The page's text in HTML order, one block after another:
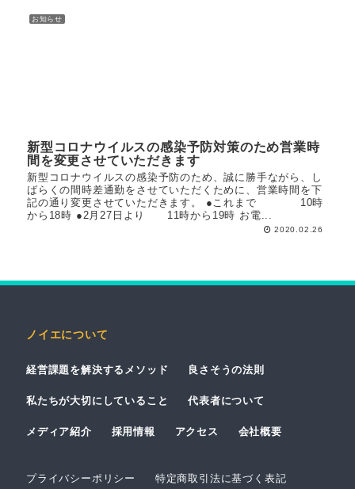
お知らせ
新型コロナウイルスの感染予防対策のため営業時
間を変更させていただきます
新型コロナウイルスの感染予防のため、誠に勝手ながら、し
ばらくの間時差通勤をさせていただくために、営業時間を下
記の通り変更させていただきます。 ●これまで 10時
から18時 ●2月27日より 11時から19時 お電...
2020.02.26
ノイエについて
経営課題を解決するメソッド 良さそうの法則
私たちが大切にしていること 代表者について
メディア紹介 採用情報 アクセス 会社概要
プライバシーポリシー 特定商取引法に基づく表記